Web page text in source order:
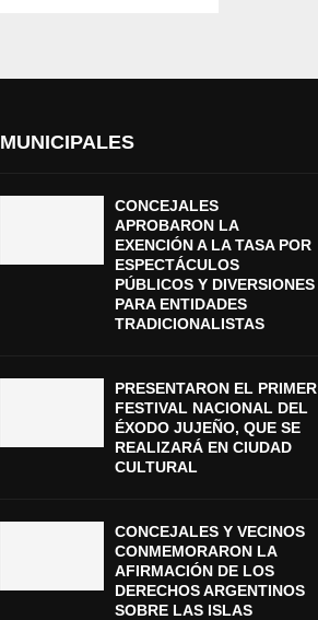
MUNICIPALES
CONCEJALES
APROBARON LA
EXENCIÓN A LA TASA POR
ESPECTÁCULOS
PÚBLICOS Y DIVERSIONES
PARA ENTIDADES
TRADICIONALISTAS
PRESENTARON EL PRIMER
FESTIVAL NACIONAL DEL
ÉXODO JUJEÑO, QUE SE
REALIZARÁ EN CIUDAD
CULTURAL
CONCEJALES Y VECINOS
CONMEMORARON LA
AFIRMACIÓN DE LOS
DERECHOS ARGENTINOS
SOBRE LAS ISLAS